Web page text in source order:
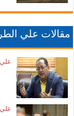
مقالات علي
علي
علي